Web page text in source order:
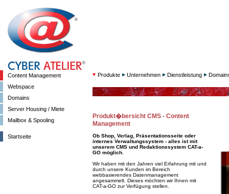
Content Management
Webspace
Domains
Server Housing / Miete
Mailbox & Spooling
Startseite
Produkte Unternehmen Dienstleistung
Produkt�bersicht CMS - Content
Management
Ob Shop, Verlag, Präsentationsseite oder
internes Verwaltungssystem - alles ist mit
unserem CMS und Redaktionssystem CAT-a-
GO möglich.
Wir haben mit den Jahren viel Erfahrung mit und
durch unsere Kunden im Bereich
webbasierendes Datenmanagement
angesammelt. Dieses möchten wir Ihnen mit
CAT-a-GO zur Verfügung stellen.